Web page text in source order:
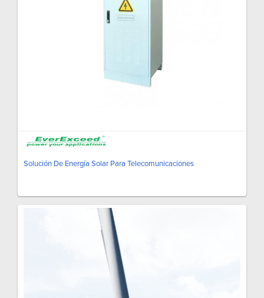
Solución De Energía Solar Para Telecomunicaciones